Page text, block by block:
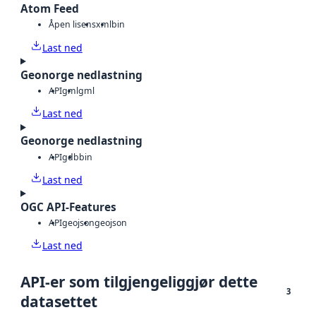
Atom Feed
Åpen lisensxmlbin
Last ned
Geonorge nedlastning
APIgmlgml
Last ned
Geonorge nedlastning
APIgdbbin
Last ned
OGC API-Features
APIgeojsongeojson
Last ned
API-er som tilgjengeliggjør dette
datasettet
3